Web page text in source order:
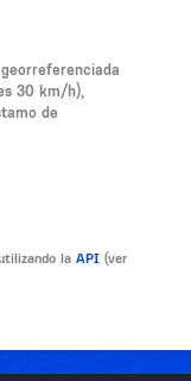
30 km/h),
de
la API (ver